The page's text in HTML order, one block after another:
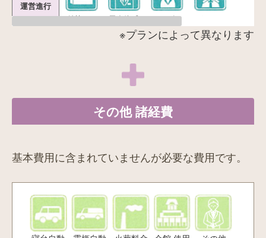
運営進行
納棺サー
ビス
司会他 式
進行
サービス
係※
ン※
より一行
程10kmま
で）
※プランによって異なります
その他 諸経費
基本費用に含まれていませんが必要な費用です。